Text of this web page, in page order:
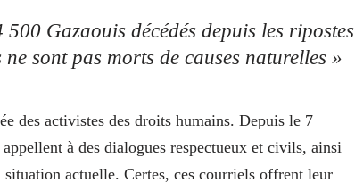
Gazaouis décédés depuis les ripostes
sont pas morts de causes naturelles »
des activistes des droits humains. Depuis le 7
à des dialogues respectueux et civils, ainsi
situation actuelle. Certes, ces courriels offrent leur